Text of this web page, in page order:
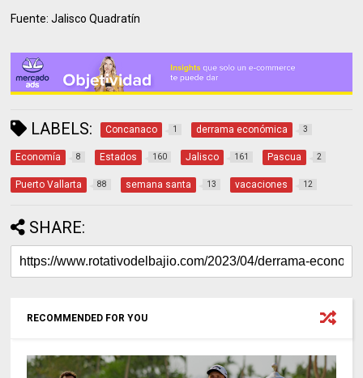
Fuente: Jalisco Quadratín
LABELS: Concanaco 1 derrama económica 3
Economía 8 Estados 160 Jalisco 161 Pascua 2
Puerto Vallarta 88 semana santa 13 vacaciones 12
SHARE:
RECOMMENDED FOR YOU